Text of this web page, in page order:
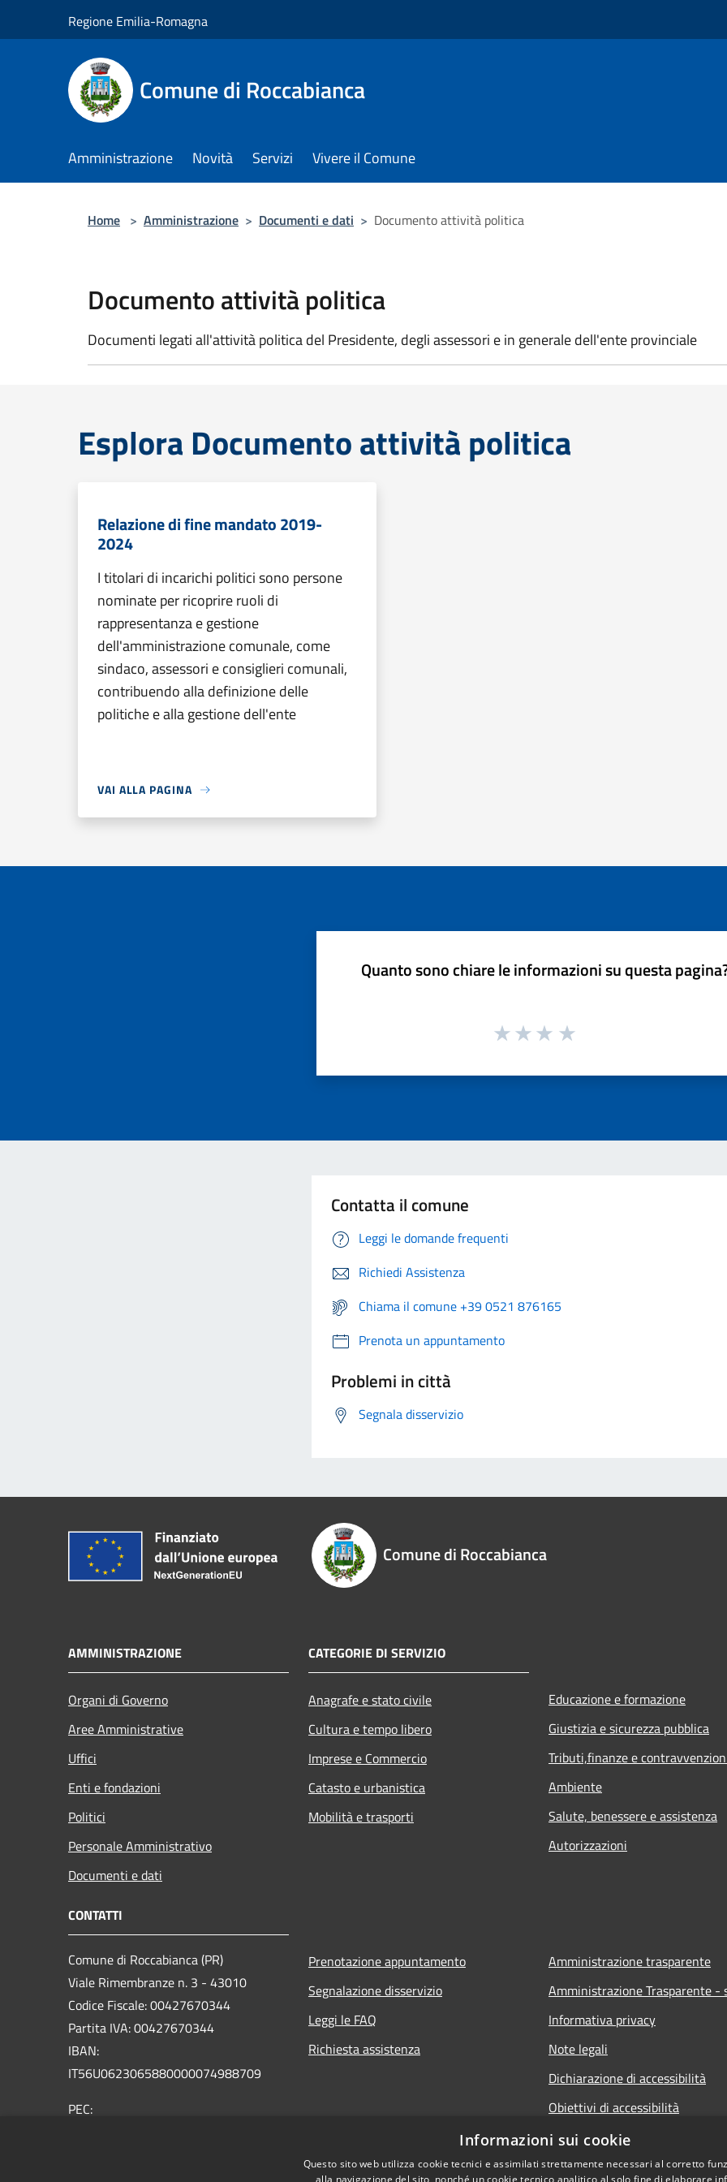
Regione Emilia-Romagna
Comune di Roccabianca
Amministrazione Novità Servizi Vivere il Comune
Home > Amministrazione > Documenti e dati > Documento attività politica
Documento attività politica
Documenti legati all'attività politica del Presidente, degli assessori e in generale dell'ente provinciale
Esplora Documento attività politica
Relazione di fine mandato 2019-
2024
I titolari di incarichi politici sono persone
nominate per ricoprire ruoli di
rappresentanza e gestione
dell'amministrazione comunale, come
sindaco, assessori e consiglieri comunali,
contribuendo alla definizione delle
politiche e alla gestione dell'ente
VAI ALLA PAGINA
Quanto sono chiare le informazioni su questa
Contatta il comune
Leggi le domande frequenti
Richiedi Assistenza
Chiama il comune +39 0521 876165
Prenota un appuntamento
Problemi in città
Segnala disservizio
Comune di Roccabianca
AMMINISTRAZIONE
Organi di Governo
Aree Amministrative
Uffici
Enti e fondazioni
Politici
Personale Amministrativo
Documenti e dati
CATEGORIE DI SERVIZIO
Anagrafe e stato civile
Cultura e tempo libero
Imprese e Commercio
Catasto e urbanistica
Mobilità e trasporti
Educazione e formazione
Giustizia e sicurezza pubblica
Tributi,finanze e
Ambiente
Salute, benessere e assistenza
Autorizzazioni
CONTATTI
Comune di Roccabianca (PR)
Viale Rimembranze n. 3 - 43010
Codice Fiscale: 00427670344
Partita IVA: 00427670344
IBAN:
IT56U0623065880000074988709
PEC:
Prenotazione appuntamento
Segnalazione disservizio
Leggi le FAQ
Richiesta assistenza
Amministrazione trasparente
Amministrazione Trasparente -
Informativa privacy
Note legali
Dichiarazione di accessibilità
Obiettivi di accessibilità
Informazioni sui cookie
Questo sito web utilizza cookie tecnici e assimilati strettamente necessari al corretto
alla navigazione del sito, nonché un cookie tecnico analitico al solo fine di elaborare